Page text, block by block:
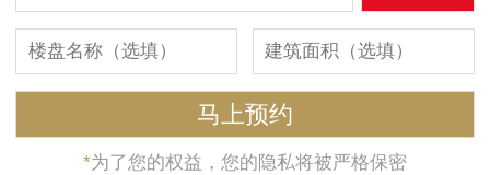
*为了您的权益，您的隐私将被严格保密